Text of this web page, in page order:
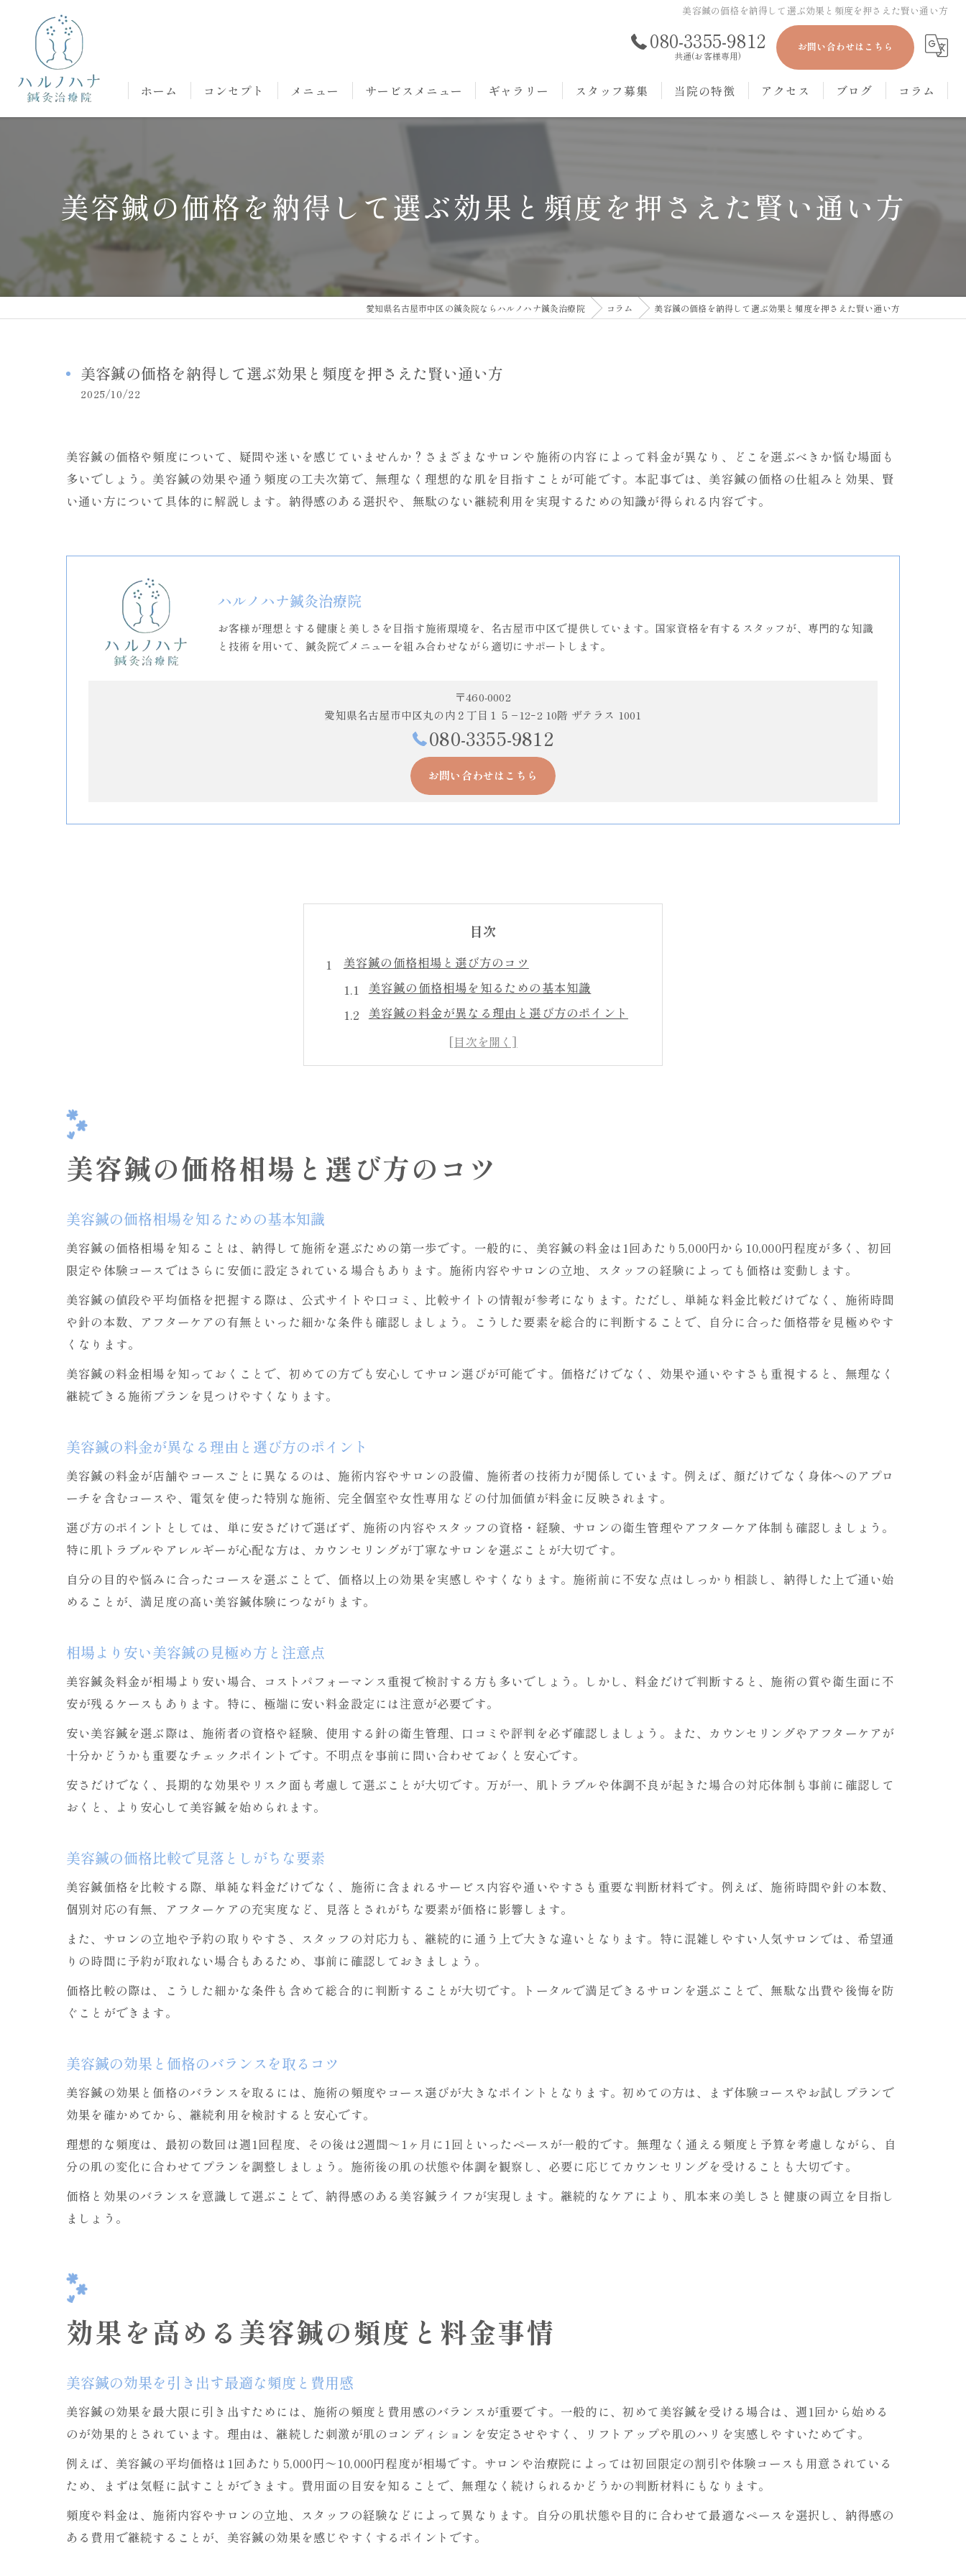
美容鍼の価格を納得して選ぶ効果と頻度を押さえた賢い通い方
080-3355-9812
共通(お客様専用)
お問い合わせはこちら
ホーム コンセプト メニュー サービスメニュー ギャラリー スタッフ募集 当院の特徴
冷え性
アクセス ブログ コラム
美容鍼の価格を納得して選ぶ効果と頻度を押さえた賢い通い方
愛知県名古屋市中区の鍼灸院ならハルノハナ鍼灸治療院 コラム 美容鍼の価格を納得して選ぶ効果と頻度を押さえた賢い通い方
美容鍼の価格を納得して選ぶ効果と頻度を押さえた賢い通い方
2025/10/22
美容鍼の価格や頻度について、疑問や迷いを感じていませんか？さまざまなサロンや施術の内容によって料金が異なり、どこを選ぶべきか悩む場面も
多いでしょう。美容鍼の効果や通う頻度の工夫次第で、無理なく理想的な肌を目指すことが可能です。本記事では、美容鍼の価格の仕組みと効果、賢
い通い方について具体的に解説します。納得感のある選択や、無駄のない継続利用を実現するための知識が得られる内容です。
ハルノハナ鍼灸治療院
お客様が理想とする健康と美しさを目指す施術環境を、名古屋市中区で提供しています。国家資格を有するスタッフが、専門的な知識
と技術を用いて、鍼灸院でメニューを組み合わせながら適切にサポートします。
〒460-0002
愛知県名古屋市中区丸の内２丁目１５−12ｰ2 10階 ザテラス 1001
080-3355-9812
お問い合わせはこちら
目次
美容鍼の価格相場と選び方のコツ
美容鍼の価格相場を知るための基本知識
美容鍼の料金が異なる理由と選び方のポイント
相場より安い美容鍼の見極め方と注意点
美容鍼の価格比較で見落としがちな要素
美容鍼の頻度による料金の違いとその理由
美容鍼の効果と料金を両立させる方法
納得できる美容鍼を選ぶための視点
美容鍼の効果や口コミを価格と一緒に比較
美容鍼の安全性と価格をどう見極めるか
美容鍼の費用感と効果の持続期間の関係
美容鍼の続けた結果と費用面の満足度
美容鍼の価格に関するよくある悩みと解消策
美容鍼の保険適用外でも納得の選択をするには
美容鍼の料金比較で自分に合うサロンを見つける
美容鍼の料金比較は口コミや評判も参考に
美容鍼の価格相場と選び方のコツ
美容鍼の価格相場を知るための基本知識
美容鍼の価格相場を知ることは、納得して施術を選ぶための第一歩です。一般的に、美容鍼の料金は1回あたり5,000円から10,000円程度が多く、初回
限定や体験コースではさらに安価に設定されている場合もあります。施術内容やサロンの立地、スタッフの経験によっても価格は変動します。
美容鍼の値段や平均価格を把握する際は、公式サイトや口コミ、比較サイトの情報が参考になります。ただし、単純な料金比較だけでなく、施術時間
や針の本数、アフターケアの有無といった細かな条件も確認しましょう。こうした要素を総合的に判断することで、自分に合った価格帯を見極めやす
くなります。
美容鍼の料金相場を知っておくことで、初めての方でも安心してサロン選びが可能です。価格だけでなく、効果や通いやすさも重視すると、無理なく
継続できる施術プランを見つけやすくなります。
美容鍼の料金が異なる理由と選び方のポイント
美容鍼の料金が店舗やコースごとに異なるのは、施術内容やサロンの設備、施術者の技術力が関係しています。例えば、顔だけでなく身体へのアプロ
ーチを含むコースや、電気を使った特別な施術、完全個室や女性専用などの付加価値が料金に反映されます。
選び方のポイントとしては、単に安さだけで選ばず、施術の内容やスタッフの資格・経験、サロンの衛生管理やアフターケア体制も確認しましょう。
特に肌トラブルやアレルギーが心配な方は、カウンセリングが丁寧なサロンを選ぶことが大切です。
自分の目的や悩みに合ったコースを選ぶことで、価格以上の効果を実感しやすくなります。施術前に不安な点はしっかり相談し、納得した上で通い始
めることが、満足度の高い美容鍼体験につながります。
相場より安い美容鍼の見極め方と注意点
美容鍼灸料金が相場より安い場合、コストパフォーマンス重視で検討する方も多いでしょう。しかし、料金だけで判断すると、施術の質や衛生面に不
安が残るケースもあります。特に、極端に安い料金設定には注意が必要です。
安い美容鍼を選ぶ際は、施術者の資格や経験、使用する針の衛生管理、口コミや評判を必ず確認しましょう。また、カウンセリングやアフターケアが
十分かどうかも重要なチェックポイントです。不明点を事前に問い合わせておくと安心です。
安さだけでなく、長期的な効果やリスク面も考慮して選ぶことが大切です。万が一、肌トラブルや体調不良が起きた場合の対応体制も事前に確認して
おくと、より安心して美容鍼を始められます。
美容鍼の価格比較で見落としがちな要素
美容鍼価格を比較する際、単純な料金だけでなく、施術に含まれるサービス内容や通いやすさも重要な判断材料です。例えば、施術時間や針の本数、
個別対応の有無、アフターケアの充実度など、見落とされがちな要素が価格に影響します。
また、サロンの立地や予約の取りやすさ、スタッフの対応力も、継続的に通う上で大きな違いとなります。特に混雑しやすい人気サロンでは、希望通
りの時間に予約が取れない場合もあるため、事前に確認しておきましょう。
価格比較の際は、こうした細かな条件も含めて総合的に判断することが大切です。トータルで満足できるサロンを選ぶことで、無駄な出費や後悔を防
ぐことができます。
美容鍼の効果と価格のバランスを取るコツ
美容鍼の効果と価格のバランスを取るには、施術の頻度やコース選びが大きなポイントとなります。初めての方は、まず体験コースやお試しプランで
効果を確かめてから、継続利用を検討すると安心です。
理想的な頻度は、最初の数回は週1回程度、その後は2週間～1ヶ月に1回といったペースが一般的です。無理なく通える頻度と予算を考慮しながら、自
分の肌の変化に合わせてプランを調整しましょう。施術後の肌の状態や体調を観察し、必要に応じてカウンセリングを受けることも大切です。
価格と効果のバランスを意識して選ぶことで、納得感のある美容鍼ライフが実現します。継続的なケアにより、肌本来の美しさと健康の両立を目指し
ましょう。
効果を高める美容鍼の頻度と料金事情
美容鍼の効果を引き出す最適な頻度と費用感
美容鍼の効果を最大限に引き出すためには、施術の頻度と費用感のバランスが重要です。一般的に、初めて美容鍼を受ける場合は、週1回から始める
のが効果的とされています。理由は、継続した刺激が肌のコンディションを安定させやすく、リフトアップや肌のハリを実感しやすいためです。
例えば、美容鍼の平均価格は1回あたり5,000円〜10,000円程度が相場です。サロンや治療院によっては初回限定の割引や体験コースも用意されている
ため、まずは気軽に試すことができます。費用面の目安を知ることで、無理なく続けられるかどうかの判断材料にもなります。
頻度や料金は、施術内容やサロンの立地、スタッフの経験などによって異なります。自分の肌状態や目的に合わせて最適なペースを選択し、納得感の
ある費用で継続することが、美容鍼の効果を感じやすくするポイントです。